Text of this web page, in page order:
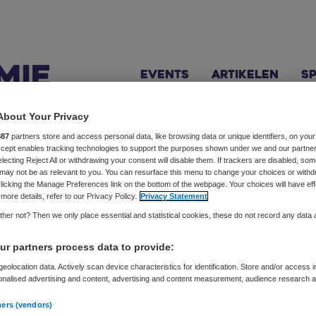
Events Artikelen
in organisaties.
op de rek en ruimte in het werken met kaders en
medici, musici, ceo’s, bestuurders. Omdat
ook gevoelig zijn. En ze intervenieert in de patronen
Resources eigenlijk altijd meer over Human Relations
en in jezelf te bespreken, houd je ze gezond en
Your Privacy
partners store and access personal data, like browsing data or unique identifiers, on your
enables tracking technologies to support the purposes shown under we and our
Reject All or withdrawing your consent will disable them. If trackers are disabled,
not be as relevant to you. You can resurface this menu to change your choices or
the Manage Preferences link on the bottom of the webpage. Your choices will have
details, refer to our Privacy Policy. Privacy Statement
not? Then we only place essential and statistical cookies, these do not record any data
partners process data to provide:
data. Actively scan device characteristics for identification. Store and/or access
advertising and content, advertising and content measurement, audience research
(vendors)